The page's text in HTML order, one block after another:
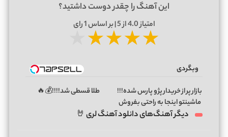
این آهنگ را چقدر دوست داشتید؟
امتیاز4.0از 5 | بر اساس 1رای
★★★★
وبگردی
بازار پر از خریدار پژو پارس شده!!!
ماشینتو اینجا به راحتی بفروش
طلا قسطی شد!!!!💰🔥
دیگر آهنگ‌های دانلود آهنگ لری 🤘